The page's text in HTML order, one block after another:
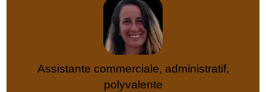
Assistante commerciale, administratif,
polyvalente